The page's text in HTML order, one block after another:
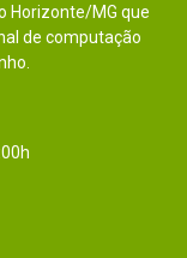
Horizonte/MG que
de computação